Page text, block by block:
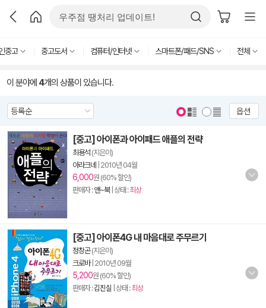
중고 중고도서 컴퓨터/인터넷 스마트폰/패드/SNS 전체
이 분야에 4개의 상품이 있습니다.
옵션
[중고] 아이폰과 아이패드 애플의 전략
최용석 (지은이)
아라크네
2010년 04월
6,000원 (60% 할인)
판매자 :앤~북| 상태 :최상
[중고] 아이폰4G 내 마음대로 주무르기
정창곤(지은이)
크로바| 2010년 09월
5,200원 (60% 할인)
판매자 :김진실 | 상태 :최상